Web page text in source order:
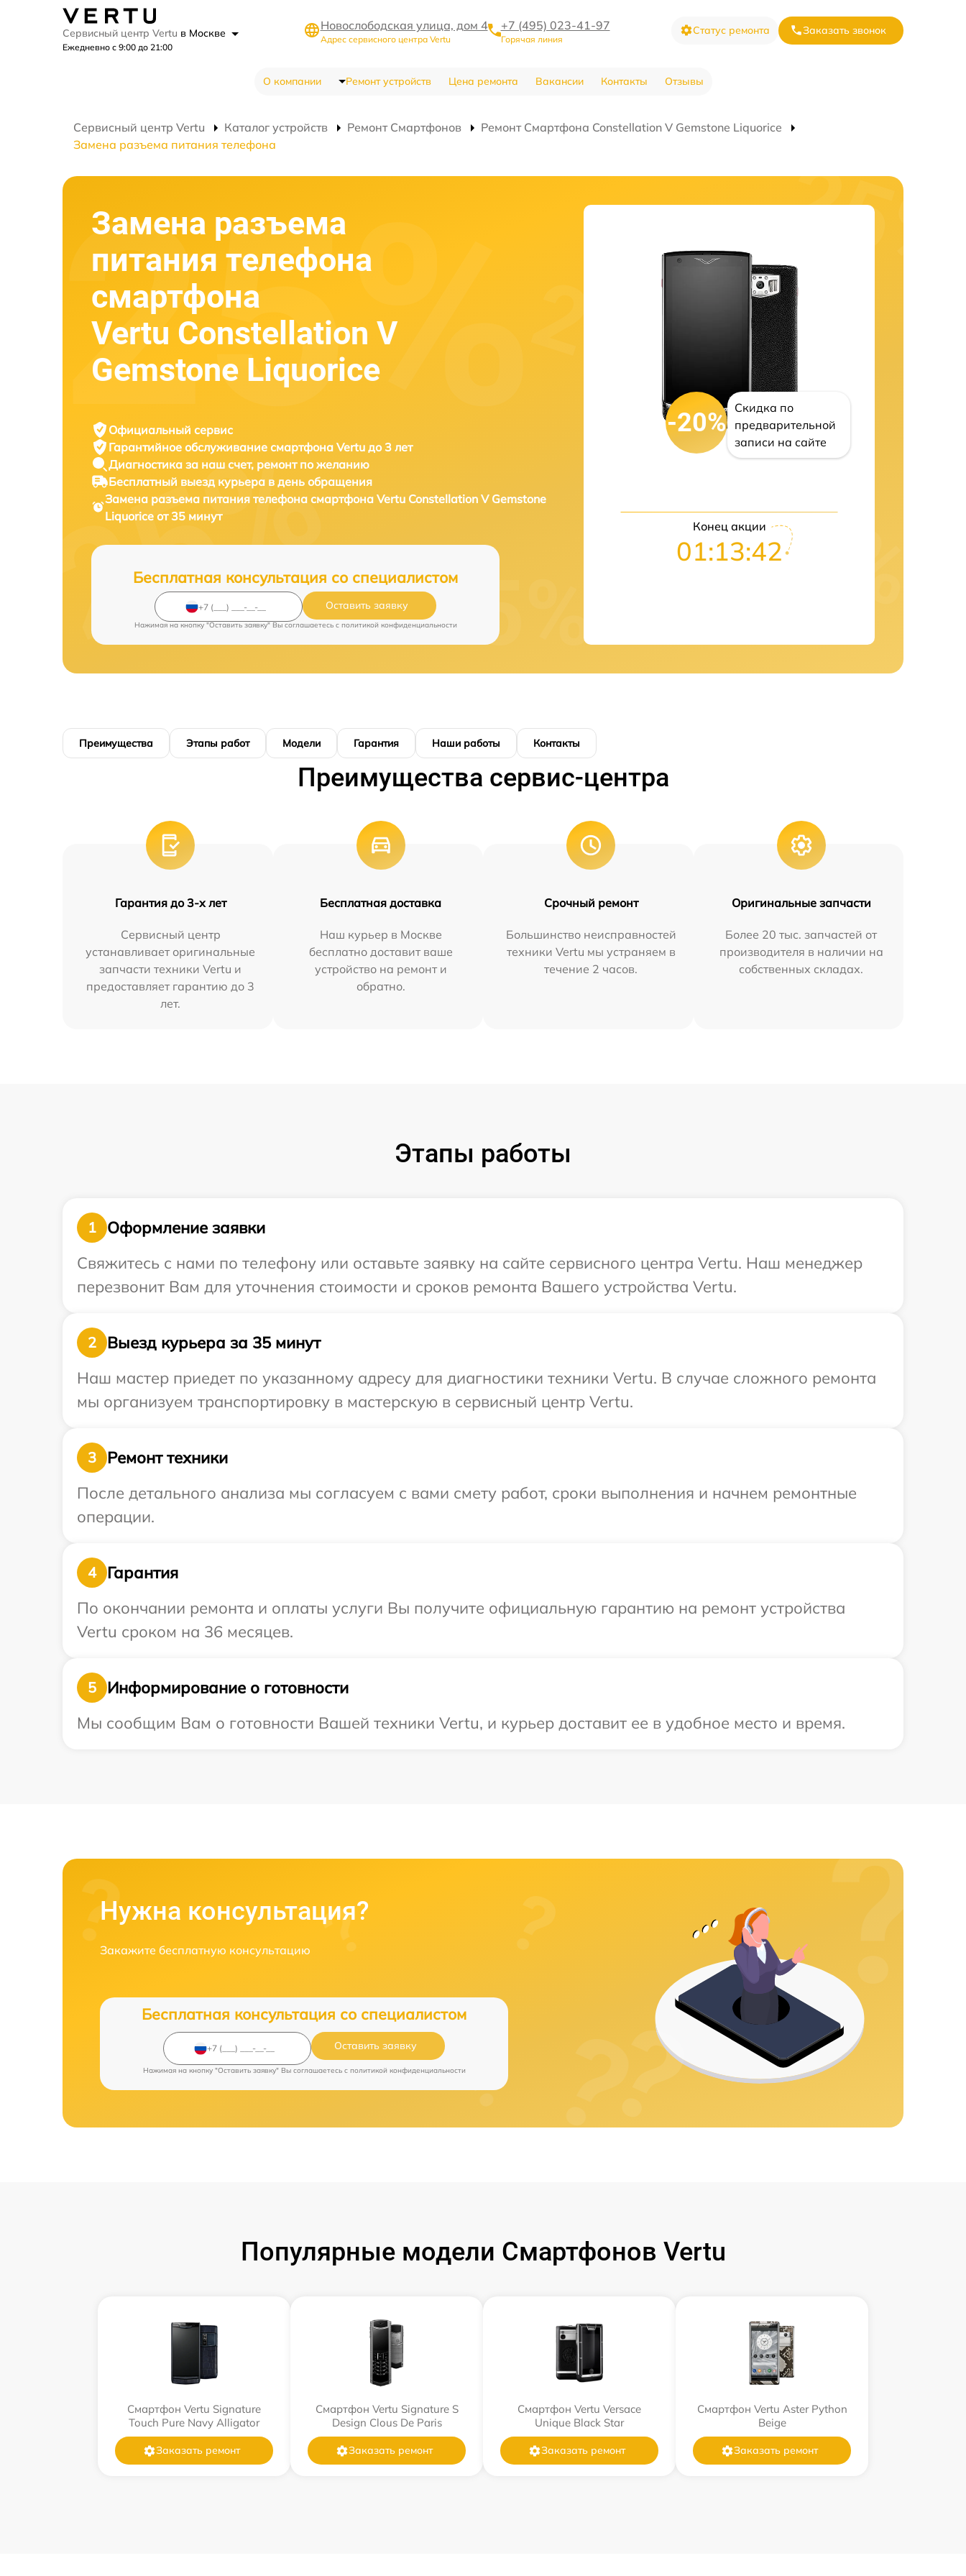
Сервисный центр Vertu в Москве
Ежедневно с 9:00 до 21:00
Новослободская улица, дом 4
Адрес сервисного центра Vertu
+7 (495) 023-41-97
Горячая линия
Статус ремонта Заказать звонок
О компании Ремонт устройств Цена ремонта Вакансии Контакты Отзывы
Сервисный центр Vertu Каталог устройств Ремонт Смартфонов
Ремонт Смартфона Constellation V Gemstone Liquorice
Замена разъема питания телефона
Замена разъема
питания телефона
смартфона
Vertu Constellation V
Gemstone Liquorice
Официальный сервис
Гарантийное обслуживание смартфона Vertu до 3 лет
Диагностика за наш счет, ремонт по желанию
Бесплатный выезд курьера в день обращения
Замена разъема питания телефона смартфонаVertu Constellation V Gemstone
Liquorice от 35 минут
Бесплатная консультация со специалистом
Оставить заявку
Нажимая на кнопку "Оставить заявку" Вы соглашаетесь c политикой конфиденциальности
-20%
Скидка по
предварительной
записи на сайте
Конец акции
01:13:42
Преимущества Этапы работ Модели Гарантия Наши работы Контакты
Преимущества сервис-центра
Гарантия до 3-х лет
Сервисный центр
устанавливает оригинальные
запчасти техники Vertu и
предоставляет гарантию до 3
лет.
Бесплатная доставка
Наш курьер в Москве
бесплатно доставит ваше
устройство на ремонт и
обратно.
Срочный ремонт
Большинство неисправностей
техники Vertu мы устраняем в
течение 2 часов.
Оригинальные запчасти
Более 20 тыс. запчастей от
производителя в наличии на
собственных складах.
Этапы работы
1
Оформление заявки
Свяжитесь с нами по телефону или оставьте заявку на сайте сервисного центра Vertu. Наш менеджер
перезвонит Вам для уточнения стоимости и сроков ремонта Вашего устройства Vertu.
2
Выезд курьера за 35 минут
Наш мастер приедет по указанному адресу для диагностики техники Vertu. В случае сложного ремонта
мы организуем транспортировку в мастерскую в сервисный центр Vertu.
3
Ремонт техники
После детального анализа мы согласуем с вами смету работ, сроки выполнения и начнем ремонтные
операции.
4
Гарантия
По окончании ремонта и оплаты услуги Вы получите официальную гарантию на ремонт устройства
Vertu сроком на 36 месяцев.
5
Информирование о готовности
Мы сообщим Вам о готовности Вашей техники Vertu, и курьер доставит ее в удобное место и время.
Нужна консультация?
Закажите бесплатную консультацию
Бесплатная консультация со специалистом
Оставить заявку
Нажимая на кнопку "Оставить заявку" Вы соглашаетесь c политикой конфиденциальности
Популярные модели Смартфонов Vertu
Смартфон Vertu Signature
Touch Pure Navy Alligator
Заказать ремонт
Смартфон Vertu Signature S
Design Clous De Paris
Заказать ремонт
Смартфон Vertu Versace
Unique Black Star
Заказать ремонт
Смартфон Vertu Aster Python
Beige
Заказать ремонт